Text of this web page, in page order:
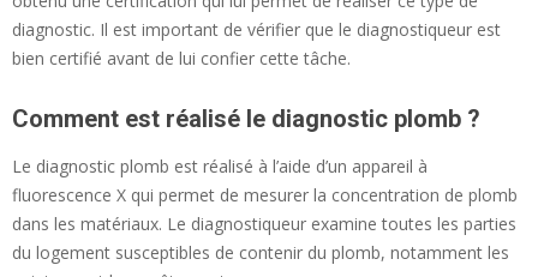
diagnostic. Il est important de vérifier que le diagnostiqueur est
bien certifié avant de lui confier cette tâche.
Comment est réalisé le diagnostic plomb ?
Le diagnostic plomb est réalisé à l’aide d’un appareil à
fluorescence X qui permet de mesurer la concentration de plomb
dans les matériaux. Le diagnostiqueur examine toutes les parties
du logement susceptibles de contenir du plomb, notamment les